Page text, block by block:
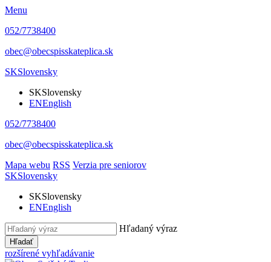
Menu
052/7738400
obec@obecspisskateplica.sk
SKSlovensky
SKSlovensky
ENEnglish
052/7738400
obec@obecspisskateplica.sk
Mapa webu RSS Verzia pre seniorov
SKSlovensky
SKSlovensky
ENEnglish
Hľadaný výraz
Hľadať
rozšírené vyhľadávanie